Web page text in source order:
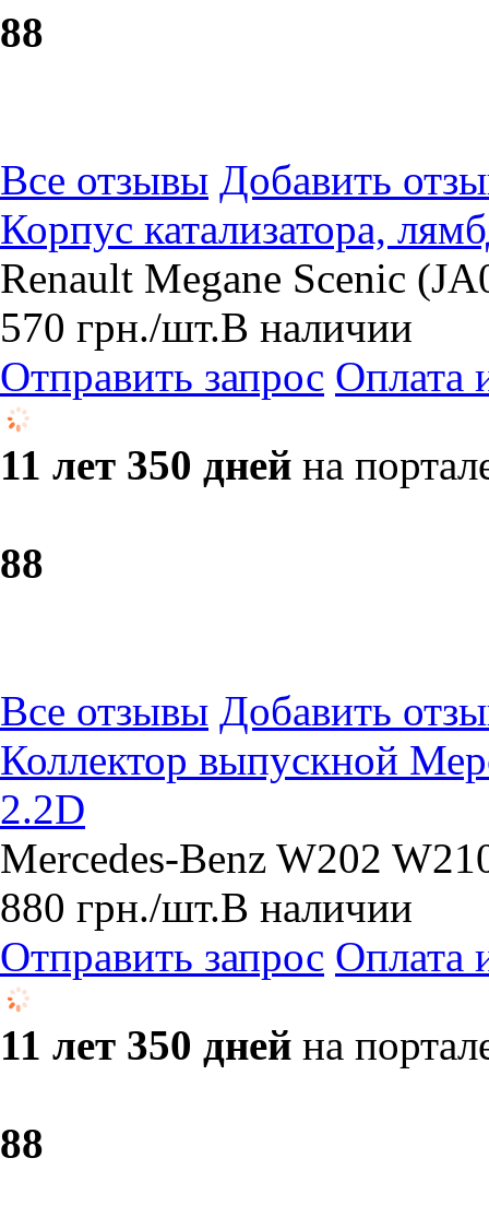
88
Все отзывы Добавить
Корпус катализатора,
Renault Meganе Scenic
570 грн./шт.В наличии
Отправить запрос Оплата
11 лет 350 дней на
88
Все отзывы Добавить
Коллектор выпускной
2.2D
Mercedes-Benz W202
880 грн./шт.В наличии
Отправить запрос Оплата
11 лет 350 дней на
88